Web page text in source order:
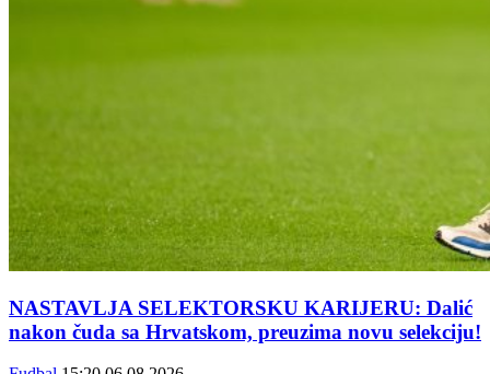
NASTAVLJA SELEKTORSKU KARIJERU: Dalić
nakon čuda sa Hrvatskom, preuzima novu selekciju!